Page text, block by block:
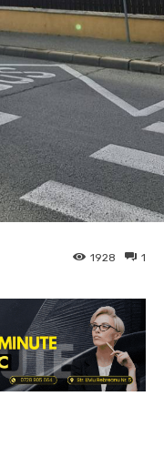
1
1928